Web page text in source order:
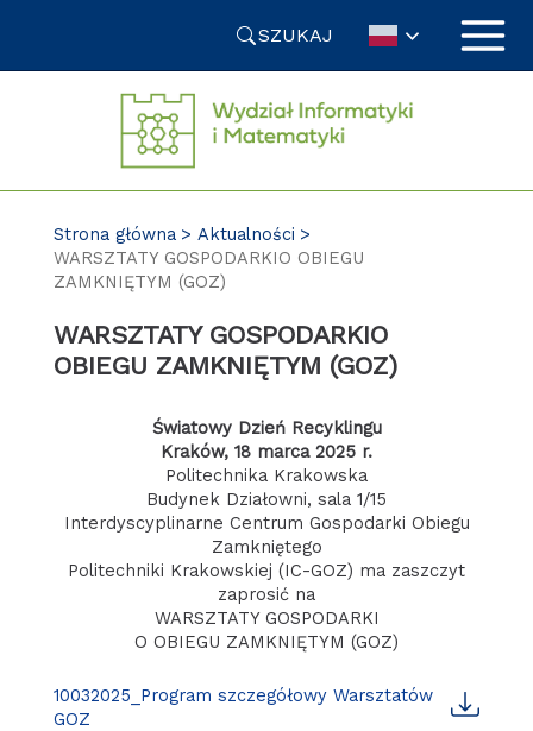
SZUKAJ
Strona główna
Aktualności
WARSZTATY GOSPODARKIO OBIEGU
ZAMKNIĘTYM (GOZ)
WARSZTATY GOSPODARKIO
OBIEGU ZAMKNIĘTYM (GOZ)
Światowy Dzień Recyklingu
Kraków, 18 marca 2025 r.
Politechnika Krakowska
Budynek Działowni, sala 1/15
Interdyscyplinarne Centrum Gospodarki Obiegu
Zamkniętego
Politechniki Krakowskiej (IC-GOZ) ma zaszczyt
zaprosić na
WARSZTATY GOSPODARKI
O OBIEGU ZAMKNIĘTYM (GOZ)
10032025_Program szczegółowy Warsztatów
GOZ